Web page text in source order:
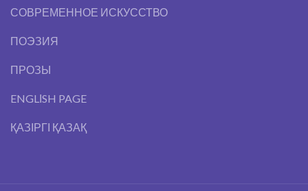
СОВРЕМЕННОЕ ИСКУССТВО
ПОЭЗИЯ
ПРОЗЫ
ENGLІSH PAGE
ҚАЗІРГІ ҚАЗАҚ